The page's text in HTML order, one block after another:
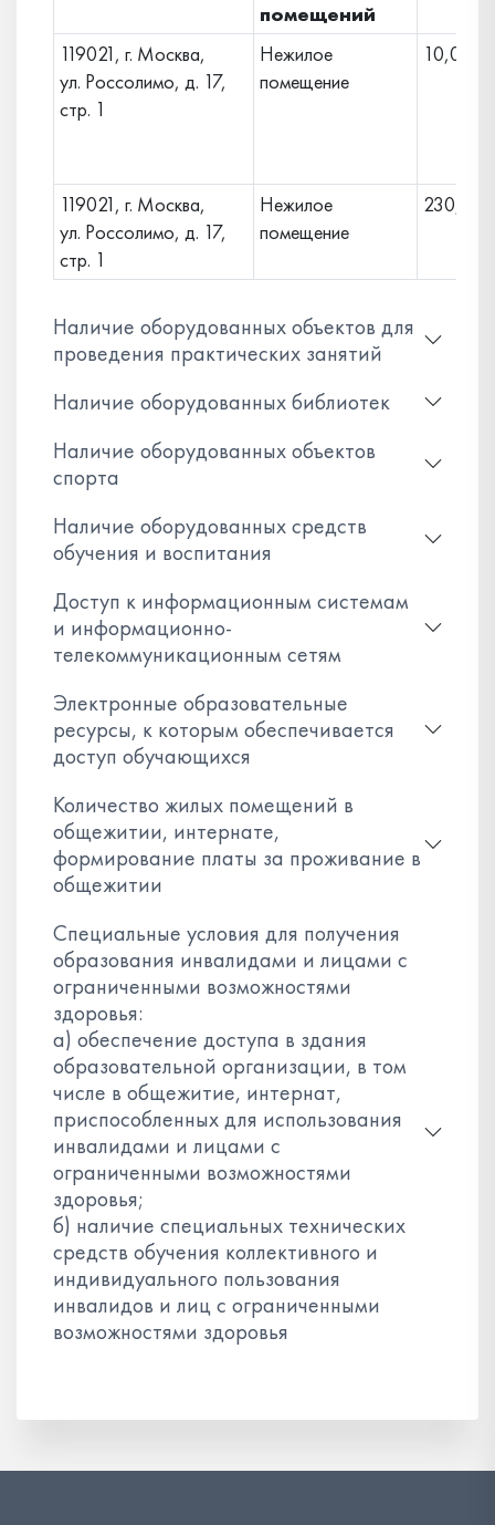
помещений
119021, г. Москва,
ул. Россолимо, д. 17,
стр. 1
Нежилое
помещение
10,00
119021, г. Москва,
ул. Россолимо, д. 17,
стр. 1
Нежилое
помещение
230,70
Наличие оборудованных объектов для
проведения практических занятий
Наличие оборудованных библиотек
Наличие оборудованных объектов
спорта
Наличие оборудованных средств
обучения и воспитания
Доступ к информационным системам
и информационно-
телекоммуникационным сетям
Электронные образовательные
ресурсы, к которым обеспечивается
доступ обучающихся
Количество жилых помещений в
общежитии, интернате,
формирование платы за проживание в
общежитии
Специальные условия для получения
образования инвалидами и лицами с
ограниченными возможностями
здоровья:
а) обеспечение доступа в здания
образовательной организации, в том
числе в общежитие, интернат,
приспособленных для использования
инвалидами и лицами с
ограниченными возможностями
здоровья;
б) наличие специальных технических
средств обучения коллективного и
индивидуального пользования
инвалидов и лиц с ограниченными
возможностями здоровья